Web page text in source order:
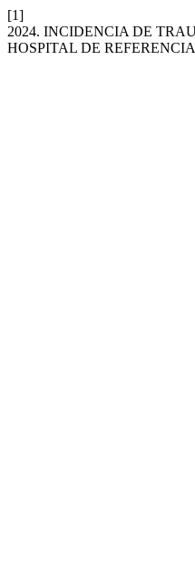
[1]
2024. INCIDENCIA DE
HOSPITAL DE